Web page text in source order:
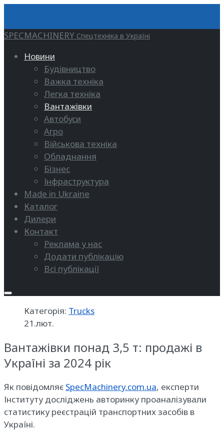
SPECMACHINERY Спецтехніка в Україні
Новини
Будівництво
Важка техніка
Легка техніка
Вантажівки
Автобуси
Агро
Військова техніка
Обладнання
Бізнес
Інфраструктура
Made in Ukraine
Каталог
Дилери
Контакт
Реклама у нас
Додати публікацію
Всі публікації
Категорія: Trucks
21.лют.
Вантажівки понад 3,5 т: продажі в
Україні за 2024 рік
Як повідомляє SpecMachinery.com.ua, експерти
Інституту досліджень авторинку проаналізували
статистику реєстрацій транспортних засобів в
Україні.